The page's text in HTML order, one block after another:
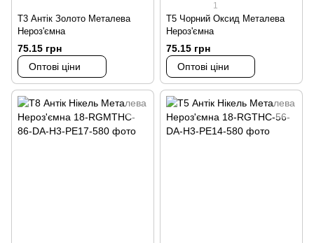
Т3 Антік Золото Металева
Нероз'ємна
75.15 грн
Оптові ціни
1
Т5 Чорний Оксид Металева
Нероз'ємна
75.15 грн
Оптові ціни